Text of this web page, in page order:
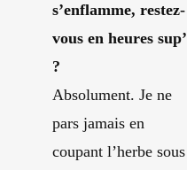
s’enflamme, restez-
vous en heures sup’
?
Absolument. Je ne
pars jamais en
coupant l’herbe sous